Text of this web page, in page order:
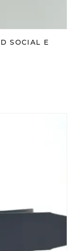
SOCIAL E